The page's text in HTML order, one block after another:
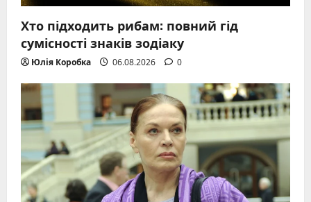
Хто підходить рибам: повний гід
сумісності знаків зодіаку
Юлія Коробка 06.08.2026 0